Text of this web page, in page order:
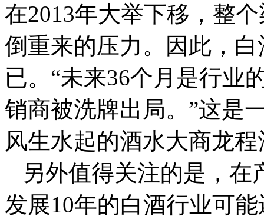
在2013年大举下移，整
倒重来的压力。因此，
已。“未来36个月是行业
销商被洗牌出局。”这是
风生水起的酒水大商龙
另外值得关注的是，在
发展10年的白酒行业可